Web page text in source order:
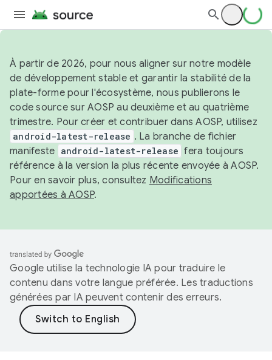
À partir de 2026, pour nous aligner sur notre modèle
de développement stable et garantir la stabilité de la
plate-forme pour l'écosystème, nous publierons le
code source sur AOSP au deuxième et au quatrième
trimestre. Pour créer et contribuer dans AOSP, utilisez
android-latest-release . La branche de fichier
manifeste android-latest-release fera toujours
référence à la version la plus récente envoyée à AOSP.
Pour en savoir plus, consultez Modifications
apportées à AOSP.
Google utilise la technologie IA pour traduire le
contenu dans votre langue préférée. Les traductions
générées par IA peuvent contenir des erreurs.